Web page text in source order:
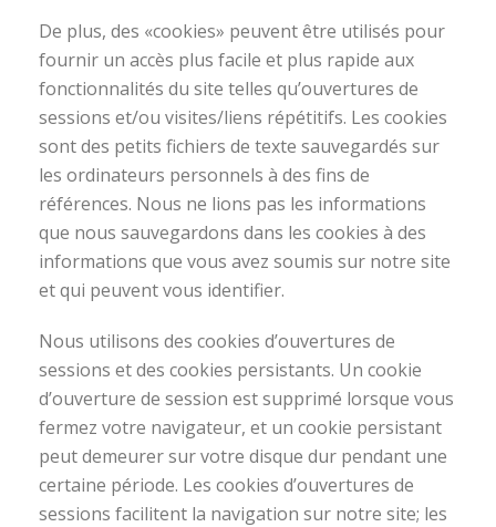
De plus, des «cookies» peuvent être utilisés pour
fournir un accès plus facile et plus rapide aux
fonctionnalités du site telles qu’ouvertures de
sessions et/ou visites/liens répétitifs. Les cookies
sont des petits fichiers de texte sauvegardés sur
les ordinateurs personnels à des fins de
références. Nous ne lions pas les informations
que nous sauvegardons dans les cookies à des
informations que vous avez soumis sur notre site
et qui peuvent vous identifier.
Nous utilisons des cookies d’ouvertures de
sessions et des cookies persistants. Un cookie
d’ouverture de session est supprimé lorsque vous
fermez votre navigateur, et un cookie persistant
peut demeurer sur votre disque dur pendant une
certaine période. Les cookies d’ouvertures de
sessions facilitent la navigation sur notre site; les